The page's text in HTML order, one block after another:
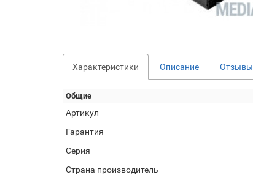
Характеристики Описание Отзывы
Общие
Артикул
Гарантия
Серия
Страна производитель